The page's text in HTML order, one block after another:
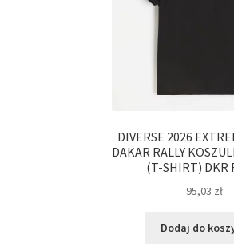
DIVERSE 2026
DAKAR RALLY
(T-SHIRT) DKR
95,03 zł
Dodaj do